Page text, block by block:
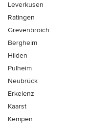
Leverkusen
Ratingen
Grevenbroich
Bergheim
Hilden
Pulheim
Neubrück
Erkelenz
Kaarst
Kempen